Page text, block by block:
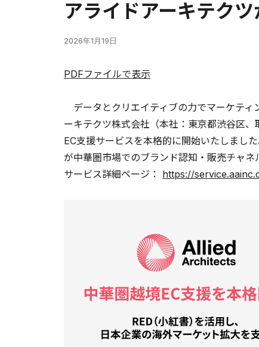
アライドアーキテク
2026年1月19日
PDFファイルで表示
データとクリエイティブの力でマーケティ
ーキテクツ株式会社（本社：東京都渋谷区
EC支援サービスを本格的に開始いたしまし
が中華圏市場でのブランド認知・販売チャネ
サービス詳細ページ： https://